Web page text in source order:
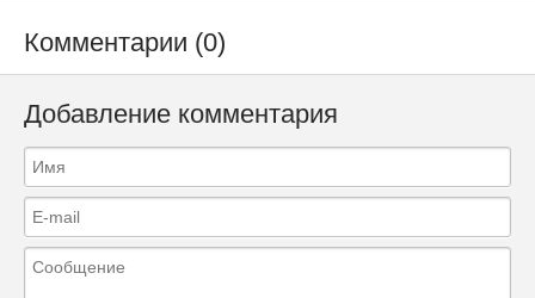
Комментарии (0)
Добавление комментария